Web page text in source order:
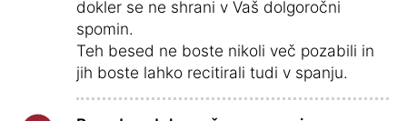
dokler se ne shrani v Vaš dolgoročni
spomin.
Teh besed ne boste nikoli več pozabili in
jih boste lahko recitirali tudi v spanju.